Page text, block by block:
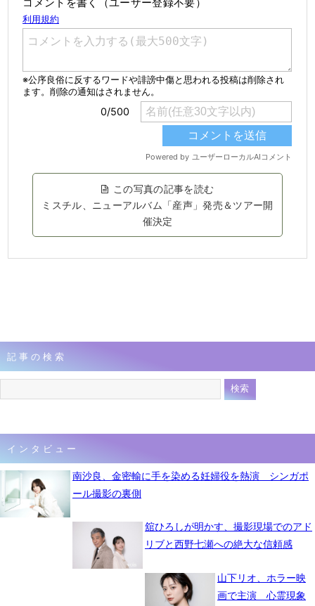
この写真の記事を読む
ミスチル、ニューアルバム「産声」発売＆ツアー開
催決定
記事の検索
インタビュー
南沙良、金密輸に手を染める妊婦役を熱演 シンガポ
ール撮影の裏側
舘ひろしが明かす、撮影現場でのアド
リブと西野七瀬への絶大な信頼感
山下リオ、ホラー映
画で主演 心霊現象